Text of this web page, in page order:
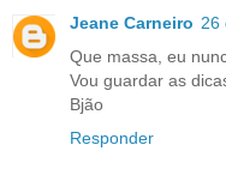
Jeane Carneiro 26
Que massa, eu
Vou guardar as
Bjão
Responder